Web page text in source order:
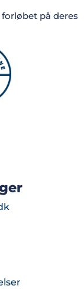
på deres